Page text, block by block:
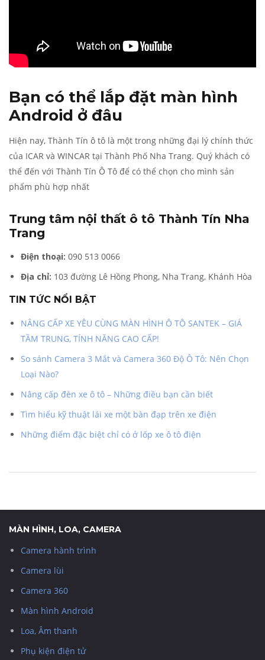
Bạn có thể lắp đặt màn hình
Android ở đâu
Hiện nay, Thành Tín ô tô là một trong những đại lý chính thức
của ICAR và WINCAR tại Thành Phố Nha Trang. Quý khách có
thể đến với Thành Tín Ô Tô để có thể chọn cho mình sản
phẩm phù hợp nhất
Trung tâm nội thất ô tô Thành Tín Nha
Trang
Điện thoại: 090 513 0066
Địa chỉ: 103 đường Lê Hồng Phong, Nha Trang, Khánh Hòa
TIN TỨC NỔI BẬT
NÂNG CẤP XE YÊU CÙNG MÀN HÌNH Ô TÔ SANTEK – GIÁ
TẦM TRUNG, TÍNH NĂNG CAO CẤP!
So sánh Camera 3 Mắt và Camera 360 Độ Ô Tô: Nên Chọn
Loại Nào?
Nâng cấp đèn xe ô tô – Những điều bạn cần biết
Tìm hiểu kỹ thuật lái xe một bàn đạp trên xe điện
Những điểm đặc biệt chỉ có ở lốp xe ô tô điện
MÀN HÌNH, LOA, CAMERA
Camera hành trình
Camera lùi
Camera 360
Màn hình Android
Loa, Âm thanh
Phụ kiện điện tử